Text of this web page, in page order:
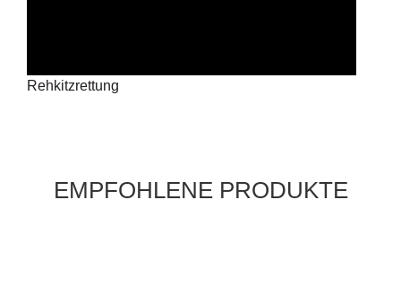
Rehkitzrettung
EMPFOHLENE PRODUKTE